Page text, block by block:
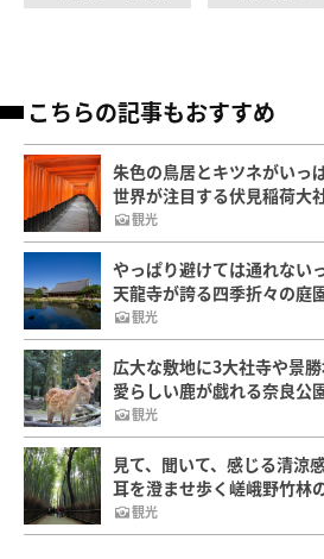
こちらの記事もおすすめ
朱色の鳥居とキツネがいっ
世界が注目する伏見稲荷大
観光
やっぱり避けては通れない
天龍寺が誇る四季折々の庭
観光
広大な敷地に3大社寺や景
愛らしい鹿が戯れる奈良公
観光
見て、聞いて、感じる清涼
耳を澄ませ歩く嵯峨野竹林
観光